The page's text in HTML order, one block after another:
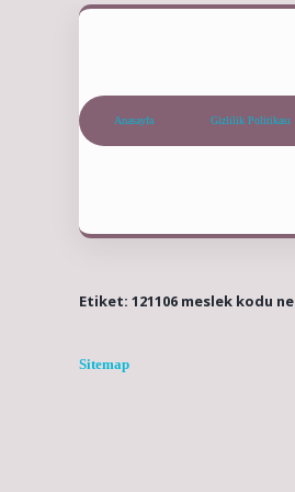
Anasayfa Gizlilik Politikası
Etiket: 121106 meslek kodu ne
Sitemap